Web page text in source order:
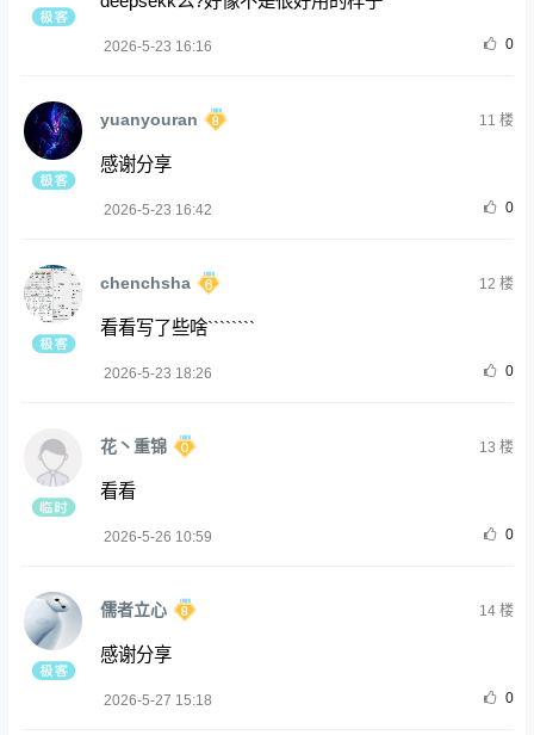
2026-5-23 16:16 0
yuanyouran 11 楼
感谢分享
2026-5-23 16:42 0
chenchsha 12 楼
看看写了些啥````````
2026-5-23 18:26 0
花丶重锦 13 楼
看看
2026-5-26 10:59 0
儒者立心 14楼
感谢分享
2026-5-27 15:18 0